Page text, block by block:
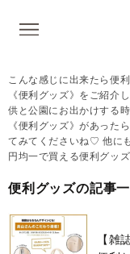
こんな感じに出来たら便
《便利グッズ》をご紹介
供と公園にお出かけする
《便利グッズ》があった
てみてくださいね♡ 他に
円均一で買える便利グッ
便利グッズの記事
【雑